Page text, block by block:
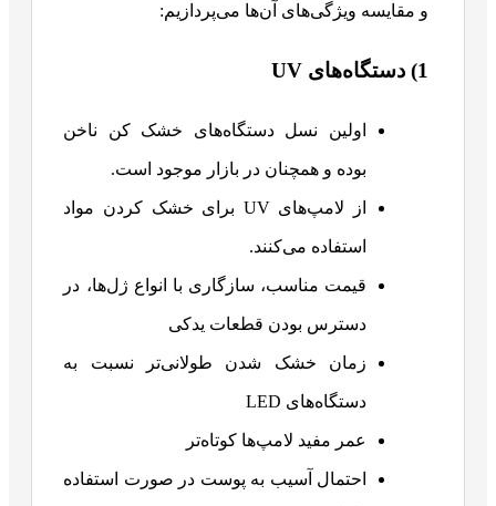
و مقایسه ویژگی‌های آن‌ها می‌پردازیم:
1) دستگاه‌های UV
اولین نسل دستگاه‌های خشک کن ناخن
بوده و همچنان در بازار موجود است.
از لامپ‌های UV برای خشک کردن مواد
استفاده می‌کنند.
قیمت مناسب، سازگاری با انواع ژل‌ها، در
دسترس بودن قطعات یدکی
زمان خشک شدن طولانی‌تر نسبت به
دستگاه‌های LED
عمر مفید لامپ‌ها کوتاه‌تر
احتمال آسیب به پوست در صورت استفاده